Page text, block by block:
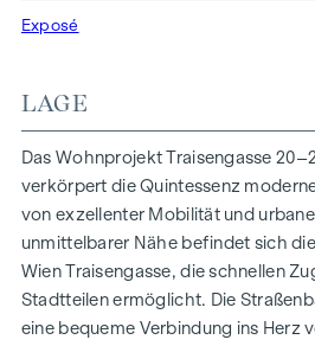
Grundrissen, die von gemütlichen
stilvolle Markenfliesen veredeln das
Fußbodenheizung, gespeist durch
Fernwärme, für ein behagliches
Außenliegender, elektrischer
Klimaanlagen in den
gewährleisten ein angenehmes
den heißesten Tagen.
AUSSTATTUNG
Exposé
LAGE
Das Wohnprojekt Traisengasse
verkörpert die Quintessenz
von exzellenter Mobilität und
unmittelbarer Nähe befindet sich
Wien Traisengasse, die schnellen
Stadtteilen ermöglicht. Die
eine bequeme Verbindung ins Herz